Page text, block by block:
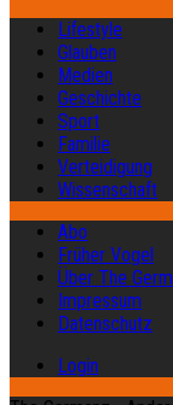
Lifestyle
Glauben
Medien
Geschichte
Sport
Familie
Verteidigung
Wissenschaft
Abo
Früher Vogel
Über The
Impressum
Datenschutz
Login